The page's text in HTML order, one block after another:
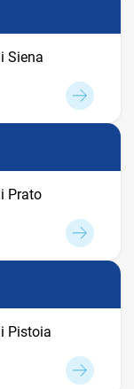
Siena
Prato
Pistoia